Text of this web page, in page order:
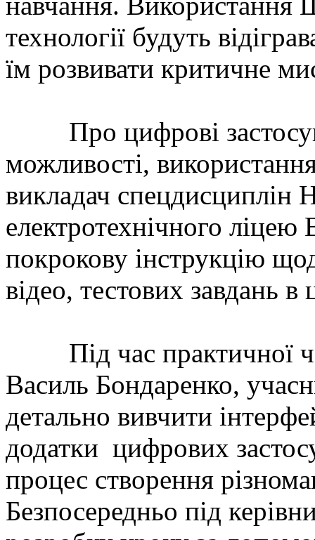
технології будуть
їм розвивати критичне
Про цифрові
можливості,
викладач спецдисциплін
електротехнічного
покрокову інструкцію
відео, тестових завдань в
Під час практичної
Василь Бондаренко,
детально вивчити
додатки цифрових
процес створення
Безпосередньо під